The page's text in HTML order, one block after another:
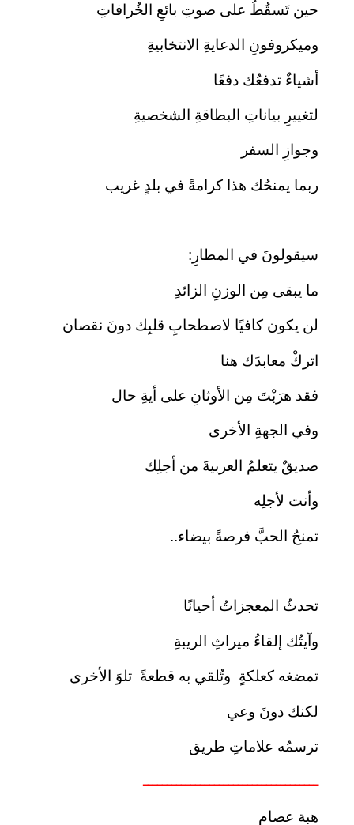
حين تَسقُطُ على صوتِ بائعِ الخُرافاتِ
وميكروفونِ الدعايةِ الانتخابيةِ
أشياءٌ تدفعُك دفعًا
لتغييرِ بياناتِ البطاقةِ الشخصيةِ
وجوازِ السفر
ربما يمنحُك هذا كرامةً في بلدٍ غريب
سيقولونَ في المطارِ:
ما يبقى مِن الوزنِ الزائدِ
لن يكون كافيًا لاصطحابِ قلبِك دونَ نقصان
اتركْ معابدَك هنا
فقد هرَبْتَ مِن الأوثانِ على أيةِ حال
وفي الجهةِ الأخرى
صديقٌ يتعلمُ العربيةَ من أجلِك
وأنت لأجلِه
تمنحُ الحبَّ فرصةً بيضاء..
تحدثُ المعجزاتُ أحيانًا
وآيتُك إلقاءُ ميراثِ الريبةِ
تمضغه كعلكةٍ وتُلقي به قطعةً تلوَ الأخرى
لكنك دونَ وعي
ترسمُه علاماتِ طريق
ـــــــــــــــــــــــــــــــــــــ
هبة عصام